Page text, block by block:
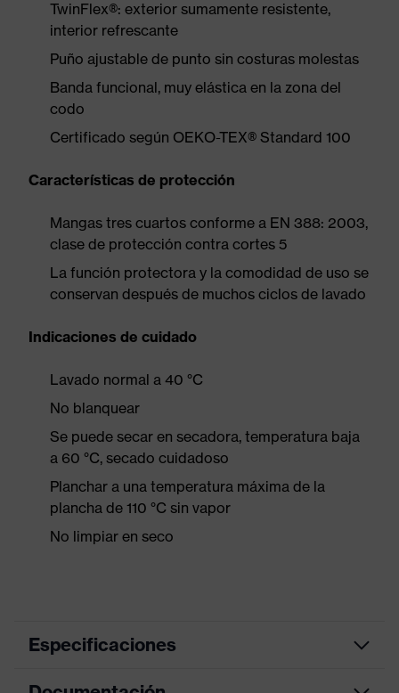
TwinFlex®: exterior sumamente resistente,
interior refrescante
Puño ajustable de punto sin costuras molestas
Banda funcional, muy elástica en la zona del
codo
Certificado según OEKO-TEX® Standard 100
Características de protección
Mangas tres cuartos conforme a EN 388: 2003,
clase de protección contra cortes 5
La función protectora y la comodidad de uso se
conservan después de muchos ciclos de lavado
Indicaciones de cuidado
Lavado normal a 40 °C
No blanquear
Se puede secar en secadora, temperatura baja
a 60 °C, secado cuidadoso
Planchar a una temperatura máxima de la
plancha de 110 °C sin vapor
No limpiar en seco
Especificaciones
color de